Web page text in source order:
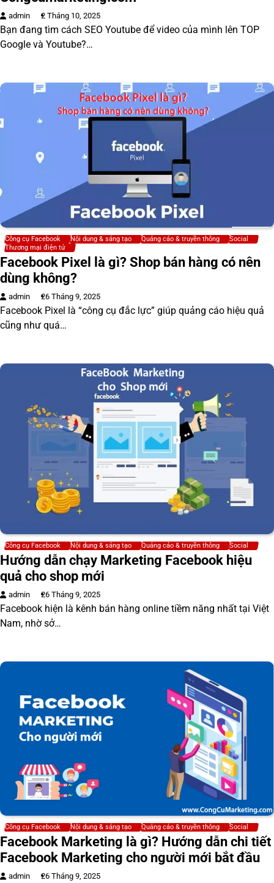
admin 2 Tháng 10, 2025
Bạn đang tìm cách SEO Youtube để video của mình lên TOP
Google và Youtube?…
Công cụ Facebook Nội dung & sáng tạo Quảng cáo & truyền thông
Social
Thương mại điện tử
Facebook Pixel là gì? Shop bán hàng có nên
dùng không?
admin 26 Tháng 9, 2025
Facebook Pixel là “công cụ đắc lực” giúp quảng cáo hiệu quả
cũng như quá…
Công cụ Facebook Nội dung & sáng tạo Quảng cáo & truyền thông Social
Hướng dẫn chạy Marketing Facebook hiệu
quả cho shop mới
admin 26 Tháng 9, 2025
Facebook hiện là kênh bán hàng online tiềm năng nhất tại Việt
Nam, nhờ sở…
Công cụ Facebook Nội dung & sáng tạo Quảng cáo & truyền thông Social
Facebook Marketing là gì? Hướng dẫn chi tiết
Facebook Marketing cho người mới bắt đầu
admin 26 Tháng 9, 2025